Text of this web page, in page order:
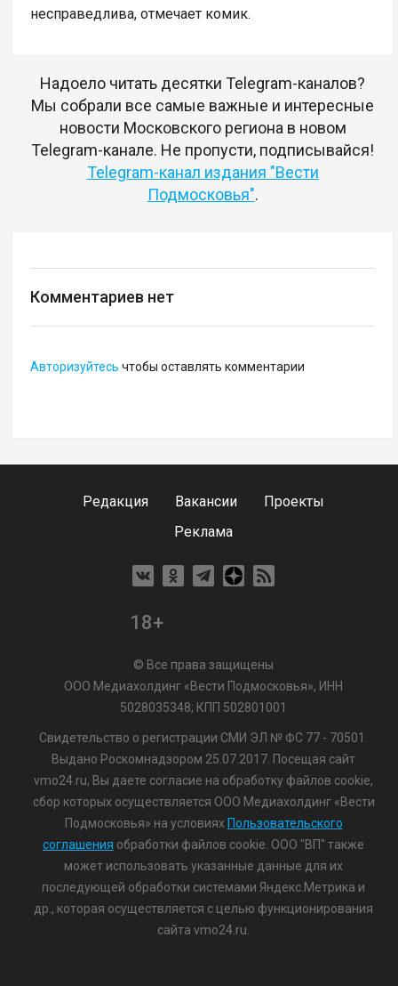
несправедлива, отмечает комик.
Надоело читать десятки Telegram-каналов?
Мы собрали все самые важные и интересные
новости Московского региона в новом
Telegram-канале. Не пропусти, подписывайся!
Telegram-канал издания "Вести
Подмосковья".
Комментариев нет
Авторизуйтесь чтобы оставлять комментарии
Редакция Вакансии
Проекты
Реклама
18+
© Все права защищены
ООО Медиахолдинг «Вести Подмосковья», ИНН
5028035348; КПП 502801001
Свидетельство о регистрации СМИ ЭЛ № ФС 77 - 70501.
Выдано Роскомнадзором 25.07.2017. Посещая сайт
vmo24.ru, Вы даете согласие на обработку файлов cookie,
сбор которых осуществляется ООО Медиахолдинг «Вести
Подмосковья» на условиях Пользовательского
соглашения обработки файлов cookie. ООО "ВП" также
может использовать указанные данные для их
последующей обработки системами Яндекс.Метрика и
др., которая осуществляется с целью функционирования
сайта vmo24.ru.